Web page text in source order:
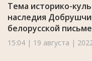
Тема историко-
наследия
белорусской
15:04 | 19 августа |